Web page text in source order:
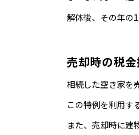
解体後、その年の
売却時の税
相続した空き家を
この特例を利用す
また、売却時に建